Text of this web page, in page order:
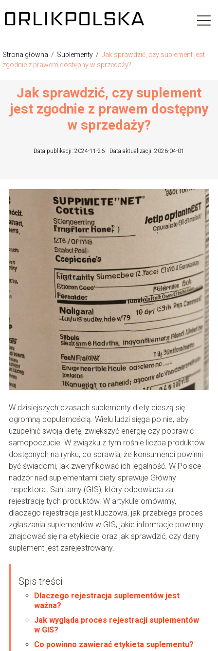
Strona główna / Suplementy / Jak sprawdzić, czy suplement jest
zgodnie z prawem dostępny w sprzedaży?
Jak sprawdzić, czy suplement
jest zgodnie z prawem dostępny
w sprzedaży?
Data publikacji: 2024-11-26 Data aktualizacji: 2026-04-01
W dzisiejszych czasach suplementy diety cieszą się
ogromną popularnością. Wielu ludzi sięga po nie, aby
uzupełnić swoją dietę, zwiększyć energię czy poprawić
samopoczucie. W związku z tym rośnie liczba produktów
dostępnych na rynku, co sprawia, że konsumenci powinni
być świadomi, jak zweryfikować ich legalność. W Polsce
nadzór nad suplementami diety sprawuje Główny
Inspektorat Sanitarny (GIS), który odpowiada za
rejestrację tych produktów. W artykule omówimy,
dlaczego rejestracja jest kluczowa, jak przebiega proces
zgłaszania suplementów w GIS, jakie informacje powinny
znajdować się na etykiecie oraz jak sprawdzić, czy dany
suplement jest zarejestrowany.
Spis treści:
Dlaczego rejestracja suplementów jest
ważna?
Jak wygląda proces rejestracji suplementów
w GIS?
Co powinno zawierać etykieta suplementu?